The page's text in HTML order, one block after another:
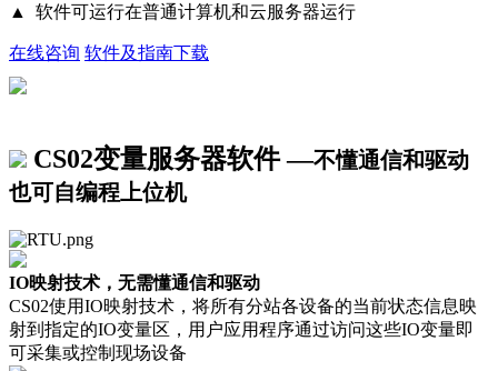
▲ 软件可运行在普通计算机和云服务器运行
在线咨询 软件及指南下载
CS02变量服务器软件 —不懂通信和驱动
也可自编程上位机
IO映射技术，无需懂通信和驱动
CS02使用IO映射技术，将所有分站各设备的当前状态信息映
射到指定的IO变量区，用户应用程序通过访问这些IO变量即
可采集或控制现场设备